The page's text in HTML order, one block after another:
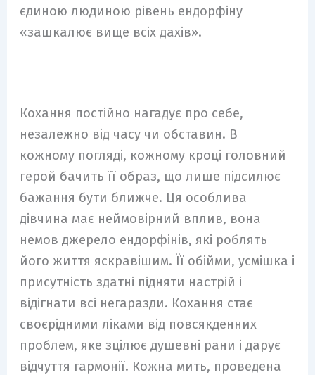
єдиною людиною рівень ендорфіну
«зашкалює вище всіх дахів».
Кохання постійно нагадує про себе,
незалежно від часу чи обставин. В
кожному погляді, кожному кроці головний
герой бачить її образ, що лише підсилює
бажання бути ближче. Ця особлива
дівчина має неймовірний вплив, вона
немов джерело ендорфінів, які роблять
його життя яскравішим. Її обійми, усмішка і
присутність здатні підняти настрій і
відігнати всі негаразди. Кохання стає
своєрідними ліками від повсякденних
проблем, яке зцілює душевні рани і дарує
відчуття гармонії. Кожна мить, проведена